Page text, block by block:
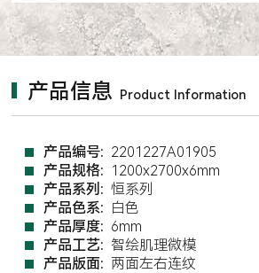
产品信息 Product Information
产品编号: 2201227A01905
产品规格: 1200x2700x6mm
产品系列: 恒系列
产品色系: 白色
产品厚度: 6mm
产品工艺: 智绘肌理微模
产品版面: 两面左右连纹